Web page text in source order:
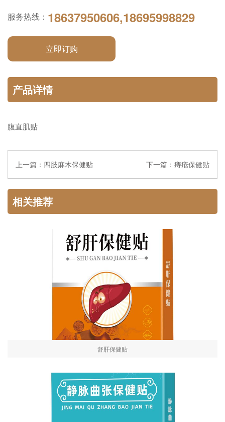
服务热线： 18637950606,18695998829
立即订购
产品详情
腹直肌贴
上一篇： 四肢麻木保健贴 下一篇： 痔疮保健贴
相关推荐
舒肝保健贴